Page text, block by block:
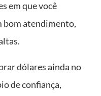
em que você
bom atendimento,
dólares ainda no
de confiança,